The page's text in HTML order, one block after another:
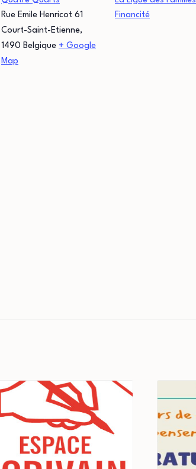
Rue Emile Henricot 61
Court-Saint-Etienne,
1490 Belgique + Google
Map
Financité